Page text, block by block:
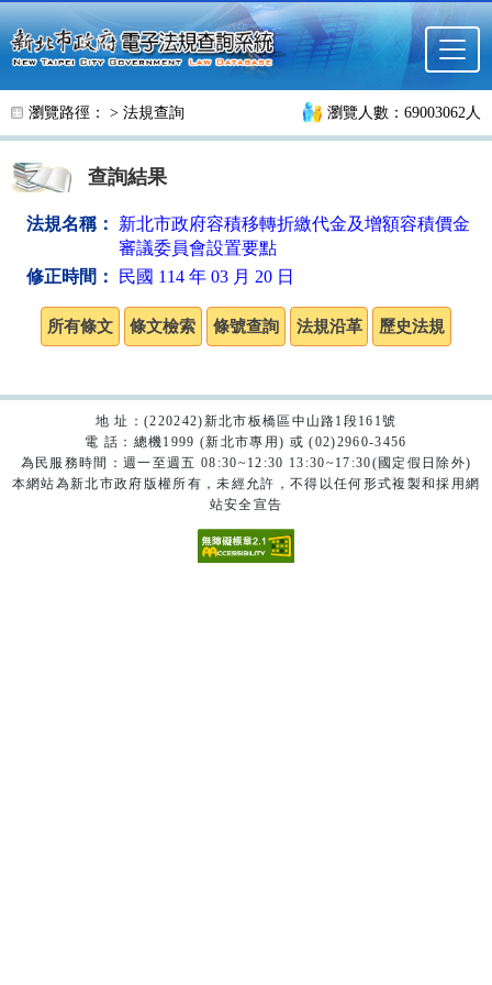
跳至主要內容
瀏覽路徑： > 法規查詢 瀏覽人數：69003062人
查詢結果
法規名稱：
新北市政府容積移轉折繳代金及增額容積價金
審議委員會設置要點
修正時間：
民國 114 年 03 月 20 日
地 址：(220242)新北市板橋區中山路1段161號
電 話：總機1999 (新北市專用) 或 (02)2960-3456
為民服務時間：週一至週五 08:30~12:30 13:30~17:30(國定假日除外)
本網站為新北市政府版權所有，未經允許，不得以任何形式複製和採用網
站安全宣告